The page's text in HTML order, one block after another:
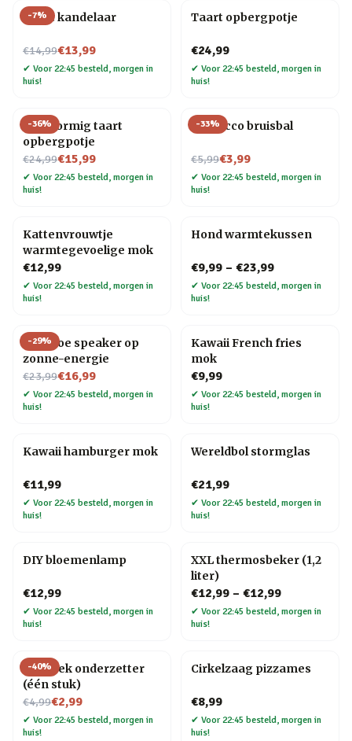
-7%
Taart kandelaar
€14,99
Nu voor€13,99
✔ Voor 22:45 besteld, morgen in
huis!
Taart opbergpotje
€24,99
✔ Voor 22:45 besteld, morgen in
huis!
-36%
Hartvormig taart
opbergpotje
€24,99
Nu voor€15,99
✔ Voor 22:45 besteld, morgen in
huis!
-33%
Prosecco bruisbal
€5,99
Nu voor€3,99
✔ Voor 22:45 besteld, morgen in
huis!
Kattenvrouwtje
warmtegevoelige mok
€12,99
✔ Voor 22:45 besteld, morgen in
huis!
Hond warmtekussen
€9,99 – €23,99
✔ Voor 22:45 besteld, morgen in
huis!
-29%
Bamboe speaker op
zonne-energie
€23,99
Nu voor€16,99
✔ Voor 22:45 besteld, morgen in
huis!
Kawaii French fries
mok
€9,99
✔ Voor 22:45 besteld, morgen in
huis!
Kawaii hamburger mok
€11,99
✔ Voor 22:45 besteld, morgen in
huis!
Wereldbol stormglas
€21,99
✔ Voor 22:45 besteld, morgen in
huis!
DIY bloemenlamp
€12,99
✔ Voor 22:45 besteld, morgen in
huis!
XXL thermosbeker (1,2
liter)
€12,99 – €12,99
✔ Voor 22:45 besteld, morgen in
huis!
-40%
Mozaïek onderzetter
(één stuk)
€4,99
Nu voor€2,99
✔ Voor 22:45 besteld, morgen in
huis!
Cirkelzaag pizzames
€8,99
✔ Voor 22:45 besteld, morgen in
huis!